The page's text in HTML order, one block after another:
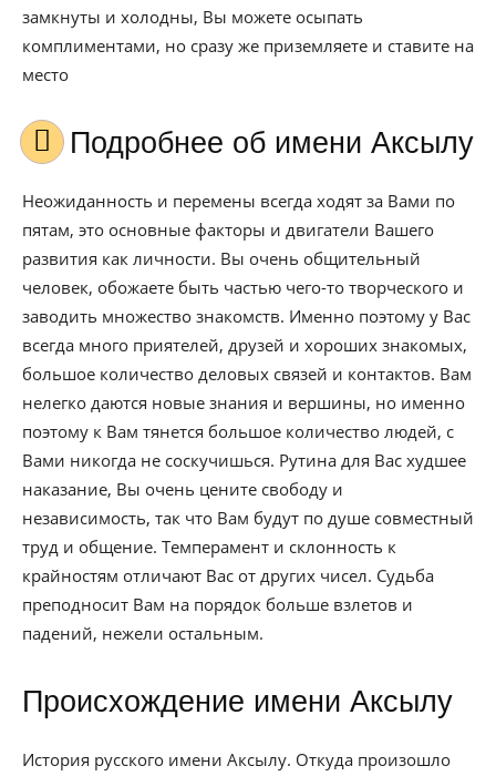
замкнуты и холодны, Вы можете осыпать
комплиментами, но сразу же приземляете и ставите на
место
Подробнее об имени Аксылу
Неожиданность и перемены всегда ходят за Вами по
пятам, это основные факторы и двигатели Вашего
развития как личности. Вы очень общительный
человек, обожаете быть частью чего-то творческого и
заводить множество знакомств. Именно поэтому у Вас
всегда много приятелей, друзей и хороших знакомых,
большое количество деловых связей и контактов. Вам
нелегко даются новые знания и вершины, но именно
поэтому к Вам тянется большое количество людей, с
Вами никогда не соскучишься. Рутина для Вас худшее
наказание, Вы очень цените свободу и
независимость, так что Вам будут по душе совместный
труд и общение. Темперамент и склонность к
крайностям отличают Вас от других чисел. Судьба
преподносит Вам на порядок больше взлетов и
падений, нежели остальным.
Происхождение имени Аксылу
История русского имени Аксылу. Откуда произошло